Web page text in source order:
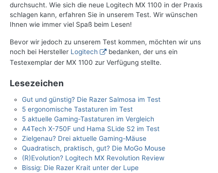
durchsucht. Wie sich die neue Logitech MX 1100 in der Praxis
schlagen kann, erfahren Sie in unserem Test. Wir wünschen
Ihnen wie immer viel Spaß beim Lesen!
Bevor wir jedoch zu unserem Test kommen, möchten wir uns
noch bei Hersteller Logitech
bedanken, der uns ein
Testexemplar der MX 1100 zur Verfügung stellte.
Lesezeichen
Gut und günstig? Die Razer Salmosa im Test
5 ergonomische Tastaturen im Test
5 aktuelle Gaming-Tastaturen im Vergleich
A4Tech X-750F und Hama SLide S2 im Test
Zielgenau? Drei aktuelle Gaming-Mäuse
Quadratisch, praktisch, gut? Die MoGo Mouse
(R)Evolution? Logitech MX Revolution Review
Bissig: Die Razer Krait unter der Lupe